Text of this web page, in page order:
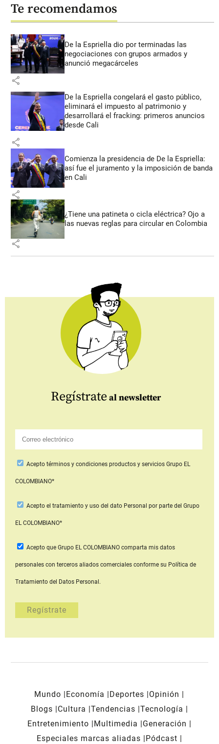
Te recomendamos
De la Espriella dio por terminadas las
negociaciones con grupos armados y
anunció megacárceles
share
De la Espriella congelará el gasto público,
eliminará el impuesto al patrimonio y
desarrollará el fracking: primeros anuncios
desde Cali
share
Comienza la presidencia de De la Espriella:
así fue el juramento y la imposición de banda
en Cali
share
¿Tiene una patineta o cicla eléctrica? Ojo a
las nuevas reglas para circular en Colombia
share
Regístrate al newsletter
Aceptotérminos y condiciones productos y serviciosGrupo EL
COLOMBIANO*
Acepto el tratamiento y uso del dato Personal por parte del Grupo
EL COLOMBIANO*
Acepto que Grupo EL COLOMBIANOcomparta mis datos
personales con terceros aliados comerciales conforme su Política de
Tratamiento del Datos Personal.
Mundo Economía Deportes
Opinión
Blogs
Cultura Tendencias Tecnología
Entretenimiento
Multimedia
Generación
Especiales marcas aliadas
Pódcast